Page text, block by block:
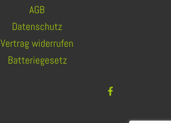
AGB
Datenschutz
Vertrag widerrufen
Batteriegesetz